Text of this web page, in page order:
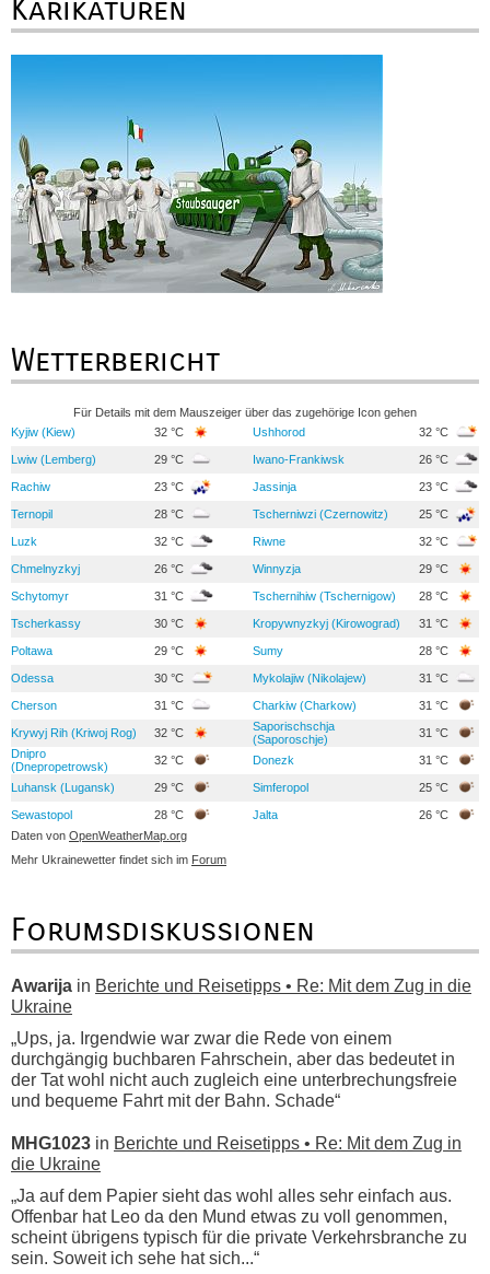
Karikaturen
Wetterbericht
Für Details mit dem Mauszeiger über das zugehörige Icon gehen
Kyjiw (Kiew)
32 °C Ushhorod 32 °C
Lwiw (Lemberg) 29 °C Iwano-Frankiwsk 26 °C
Rachiw 23 °C Jassinja 23 °C
Ternopil 28 °C Tscherniwzi (Czernowitz) 25 °C
Luzk 32 °C Riwne 32 °C
Chmelnyzkyj 26 °C Winnyzja 29 °C
Schytomyr 31 °C Tschernihiw (Tschernigow) 28 °C
Tscherkassy 30 °C Kropywnyzkyj (Kirowograd) 31 °C
Poltawa 29 °C Sumy 28 °C
Odessa 30 °C Mykolajiw (Nikolajew) 31 °C
Cherson 31 °C Charkiw (Charkow) 31 °C
Krywyj Rih (Kriwoj Rog) 32 °C
Saporischschja
(Saporoschje)
31 °C
Dnipro
(Dnepropetrowsk)
32 °C Donezk 31 °C
Luhansk (Lugansk) 29 °C Simferopol 25 °C
Sewastopol 28 °C Jalta
26 °C
Daten von OpenWeatherMap.org
Mehr Ukrainewetter findet sich im Forum
Forumsdiskussionen
Awarija in Berichte und Reisetipps • Re: Mit dem Zug in die
Ukraine
„Ups, ja. Irgendwie war zwar die Rede von einem
durchgängig buchbaren Fahrschein, aber das bedeutet in
der Tat wohl nicht auch zugleich eine unterbrechungsfreie
und bequeme Fahrt mit der Bahn. Schade“
MHG1023 in Berichte und Reisetipps • Re: Mit dem Zug in
die Ukraine
„Ja auf dem Papier sieht das wohl alles sehr einfach aus.
Offenbar hat Leo da den Mund etwas zu voll genommen,
scheint übrigens typisch für die private Verkehrsbranche zu
sein. Soweit ich sehe hat sich...“